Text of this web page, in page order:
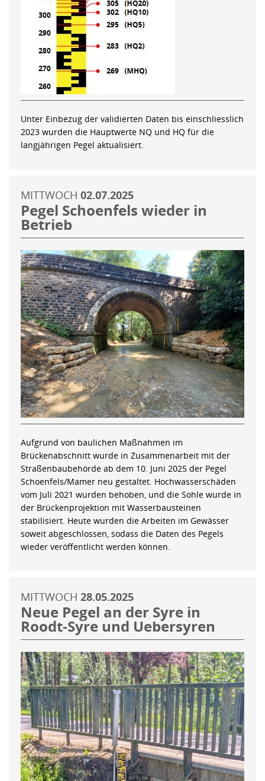
Unter Einbezug der validierten Daten bis einschliesslich
2023 wurden die Hauptwerte NQ und HQ für die
langjährigen Pegel aktualisiert.
MITTWOCH 02.07.2025
Pegel Schoenfels wieder in
Betrieb
Aufgrund von baulichen Maßnahmen im
Brückenabschnitt wurde in Zusammenarbeit mit der
Straßenbaubehörde ab dem 10. Juni 2025 der Pegel
Schoenfels/Mamer neu gestaltet. Hochwasserschäden
vom Juli 2021 wurden behoben, und die Sohle wurde in
der Brückenprojektion mit Wasserbausteinen
stabilisiert. Heute wurden die Arbeiten im Gewässer
soweit abgeschlossen, sodass die Daten des Pegels
wieder veröffentlicht werden können.
MITTWOCH 28.05.2025
Neue Pegel an der Syre in
Roodt-Syre und Uebersyren